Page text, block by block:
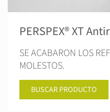
PERSPEX® XT
SE ACABARON LOS
MOLESTOS.
BUSCAR PRODUCTO